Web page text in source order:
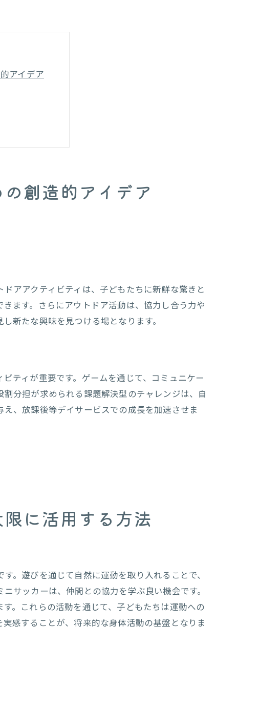
アイデア
する方法
バランス
る重要性
創造的アイデア
アアクティビティは、子どもたちに新鮮な驚きと
ます。さらにアウトドア活動は、協力し合う力や
新たな興味を見つける場となります。
ティが重要です。ゲームを通じて、コミュニケー
分担が求められる課題解決型のチャレンジは、自
、放課後等デイサービスでの成長を加速させま
に活用する方法
。遊びを通じて自然に運動を取り入れることで、
サッカーは、仲間との協力を学ぶ良い機会です。
。これらの活動を通じて、子どもたちは運動への
感することが、将来的な身体活動の基盤となりま